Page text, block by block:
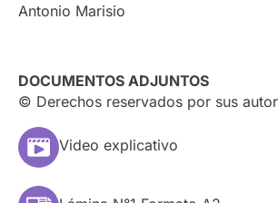
Antonio Marisio
DOCUMENTOS ADJUNTOS
© Derechos reservados por sus
Video explicativo